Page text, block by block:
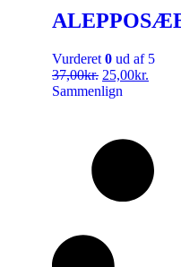
Vurderet 0 ud af 5
37,00kr. 25,00kr.
Sammenlign